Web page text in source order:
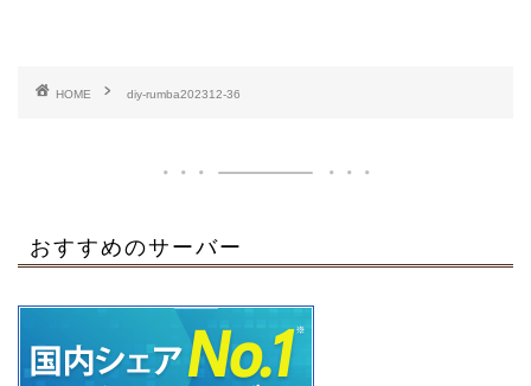
HOME diy-rumba202312-36
おすすめのサーバー